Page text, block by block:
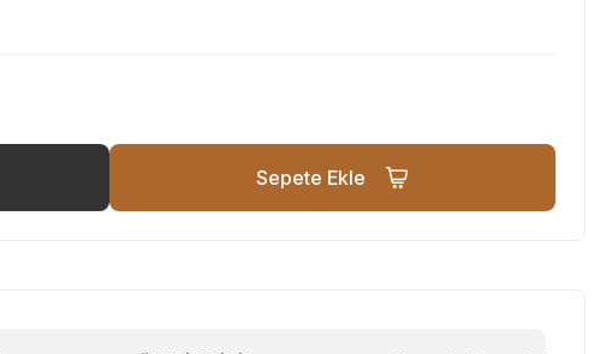
Sepete Ekle